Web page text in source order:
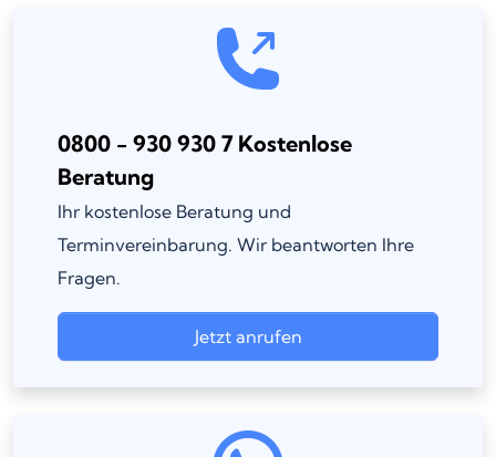
0800 - 930 930 7 Kostenlose
Beratung
Ihr kostenlose Beratung und
Terminvereinbarung. Wir beantworten Ihre
Fragen.
Jetzt anrufen